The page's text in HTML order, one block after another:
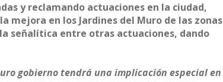
y reclamando actuaciones en la ciudad,
mejora en los Jardines del Muro de las zonas
señalítica entre otras actuaciones, dando
gobierno tendrá una implicación especial en